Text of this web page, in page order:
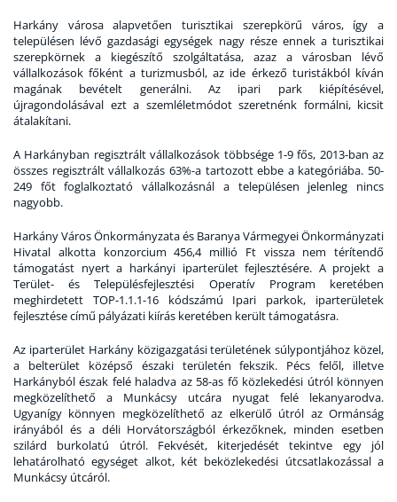
Harkány városa alapvetően turisztikai szerepkörű város, így a
településen lévő gazdasági egységek nagy része ennek a turisztikai
szerepkörnek a kiegészítő szolgáltatása, azaz a városban lévő
vállalkozások főként a turizmusból, az ide érkező turistákból kíván
magának bevételt generálni. Az ipari park kiépítésével,
újragondolásával ezt a szemléletmódot szeretnénk formálni, kicsit
átalakítani.
A Harkányban regisztrált vállalkozások többsége 1-9 fős, 2013-ban az
összes regisztrált vállalkozás 63%-a tartozott ebbe a kategóriába. 50-
249 főt foglalkoztató vállalkozásnál a településen jelenleg nincs
nagyobb.
Harkány Város Önkormányzata és Baranya Vármegyei Önkormányzati
Hivatal alkotta konzorcium 456,4 millió Ft vissza nem térítendő
támogatást nyert a harkányi iparterület fejlesztésére. A projekt a
Terület- és Településfejlesztési Operatív Program keretében
meghirdetett TOP-1.1.1-16 kódszámú Ipari parkok, iparterületek
fejlesztése című pályázati kiírás keretében került támogatásra.
Az iparterület Harkány közigazgatási területének súlypontjához közel,
a belterület középső északi területén fekszik. Pécs felől, illetve
Harkányból észak felé haladva az 58-as fő közlekedési útról könnyen
megközelíthető a Munkácsy utcára nyugat felé lekanyarodva.
Ugyanígy könnyen megközelíthető az elkerülő útról az Ormánság
irányából és a déli Horvátországból érkezőknek, minden esetben
szilárd burkolatú útról. Fekvését, kiterjedését tekintve egy jól
lehatárolható egységet alkot, két beközlekedési útcsatlakozással a
Munkácsy útcáról.